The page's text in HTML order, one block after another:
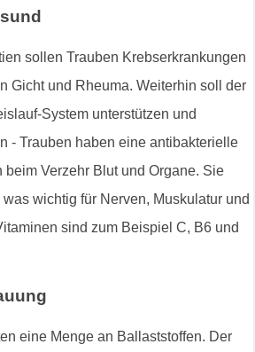
sollen Trauben Krebserkrankungen
Gicht und Rheuma. Weiterhin soll der
System unterstützen und
- Trauben haben eine antibakterielle
Verzehr Blut und Organe. Sie
wichtig für Nerven, Muskulatur und
sind zum Beispiel C, B6 und
eine Menge an Ballaststoffen. Der